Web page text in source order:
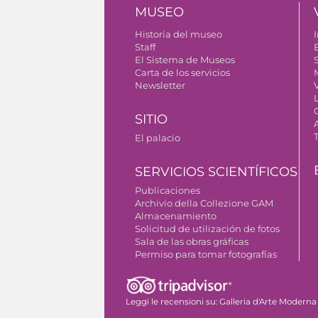
MUSEO
Historia del museo
Staff
El Sistema de Museos
Carta de los servicios
Newsletter
SITIO
El palacio
SERVICIOS SCIENTÍFICOS
Publicaciones
Archivio della Collezione GAM
Almacenamiento
Solicitud de utilización de fotos
Sala de las obras gráficas
Permiso para tomar fotografías
Leggi le recensioni su: Galleria d'Arte Moderna